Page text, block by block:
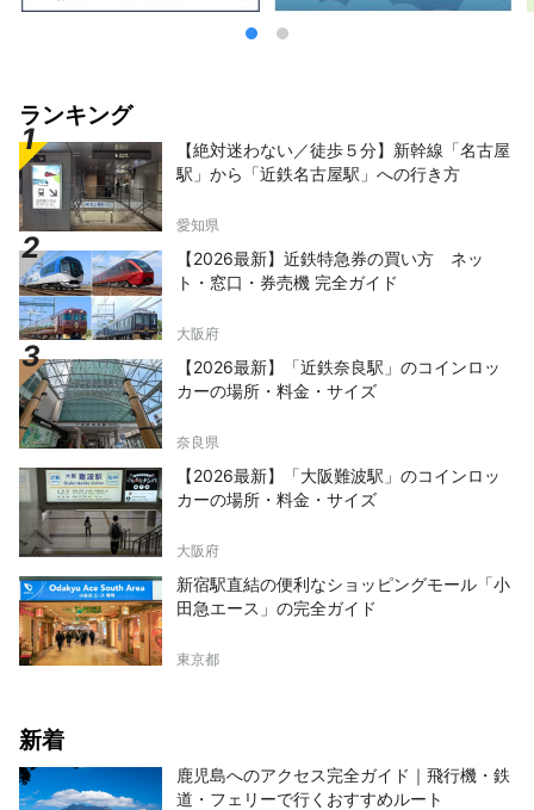
ランキング
【絶対迷わない／徒歩５分】新幹線「名古屋
駅」から「近鉄名古屋駅」への行き方
愛知県
【2026最新】近鉄特急券の買い方 ネッ
ト・窓口・券売機 完全ガイド
大阪府
【2026最新】「近鉄奈良駅」のコインロッ
カーの場所・料金・サイズ
奈良県
【2026最新】「大阪難波駅」のコインロッ
カーの場所・料金・サイズ
大阪府
新宿駅直結の便利なショッピングモール「小
田急エース」の完全ガイド
東京都
新着
鹿児島へのアクセス完全ガイド｜飛行機・鉄
道・フェリーで行くおすすめルート